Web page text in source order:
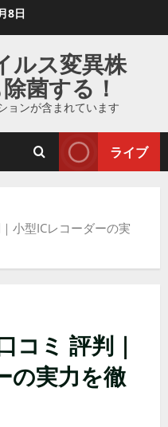
8日
ルス変異株
除菌する！
ョンが含まれています
ライブ
小型ICレコーダーの実
コミ 評判｜
の実力を徹